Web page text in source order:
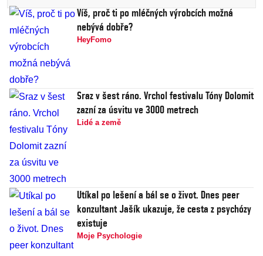
Víš, proč ti po mléčných výrobcích možná
nebývá dobře?
HeyFomo
Sraz v šest ráno. Vrchol festivalu Tóny Dolomit
zazní za úsvitu ve 3000 metrech
Lidé a země
Utíkal po lešení a bál se o život. Dnes peer
konzultant Jašík ukazuje, že cesta z psychózy
existuje
Moje Psychologie